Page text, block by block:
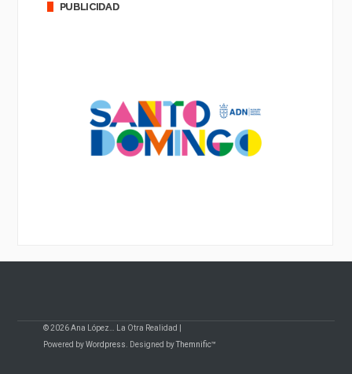
PUBLICIDAD
© 2026 Ana López… La Otra Realidad |
Powered byWordpress. Designed byThemnific™